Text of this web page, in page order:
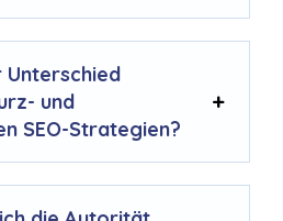
Unterschied
und
SEO-Strategien?